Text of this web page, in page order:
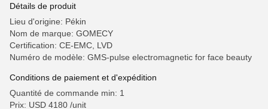
Détails de produit
Lieu d'origine: Pékin
Nom de marque: GOMECY
Certification: CE-EMC, LVD
Numéro de modèle: GMS-pulse electromagnetic for face beauty
Conditions de paiement et d'expédition
Quantité de commande min: 1
Prix: USD 4180 /unit